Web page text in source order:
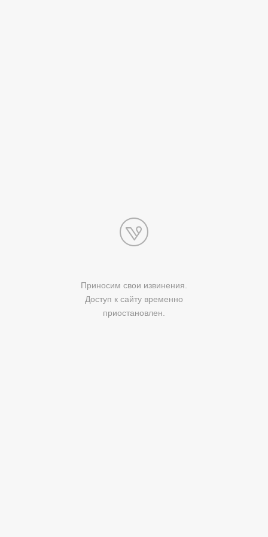
Приносим свои извинения.
Доступ к сайту временно
приостановлен.